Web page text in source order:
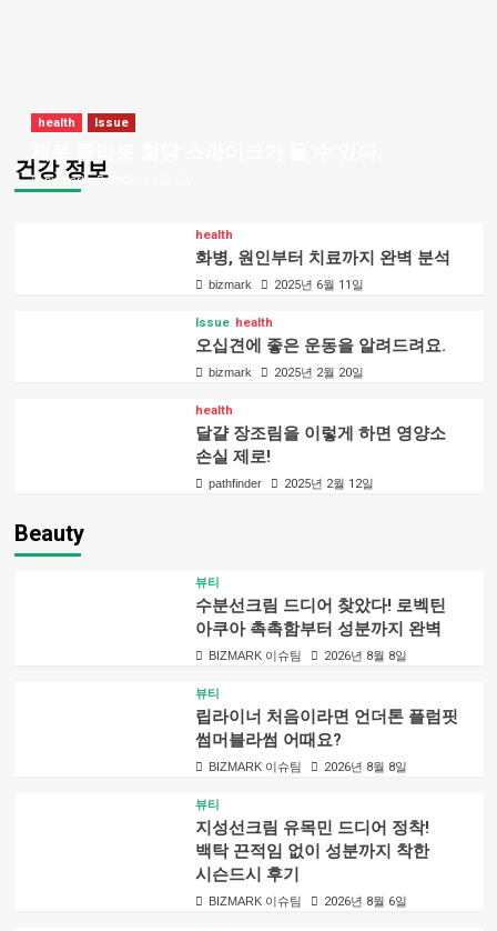
건강 정보
health Issue
bizmark
health
화병, 원인부터 치료까지 완벽 분석
bizmark 2025년 6월 11일
Issue health
오십견에 좋은 운동을 알려드려요.
bizmark 2025년 2월 20일
health
달걀 장조림을 이렇게 하면 영양소
손실 제로!
pathfinder 2025년 2월 12일
Beauty
뷰티
수분선크림 드디어 찾았다! 로벡틴
아쿠아 촉촉함부터 성분까지 완벽
BIZMARK 이슈팀 2026년 8월 8일
뷰티
립라이너 처음이라면 언더톤 플럼핏
썸머블라썸 어때요?
BIZMARK 이슈팀 2026년 8월 8일
뷰티
지성선크림 유목민 드디어 정착!
백탁 끈적임 없이 성분까지 착한
시슨드시 후기
BIZMARK 이슈팀 2026년 8월 6일